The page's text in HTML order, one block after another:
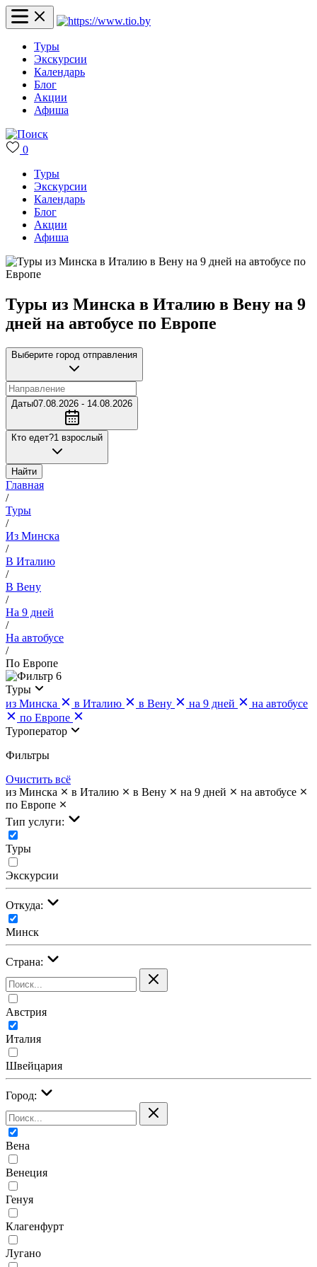
Туры
Экскурсии
Календарь
Блог
Акции
Афиша
0
Туры
Экскурсии
Календарь
Блог
Акции
Афиша
Туры из Минска в Италию в Вену на 9
дней на автобусе по Европе
Выберите город отправления
Даты07.08.2026 - 14.08.2026
Кто едет?1 взрослый
Найти
Главная
/
Туры
/
Из Минска
/
В Италию
/
В Вену
/
На 9 дней
/
На автобусе
/
По Европе
6
Туры
из Минска
в Италию в Вену на 9 дней
на автобусе
по Европе
Туроператор
Фильтры
Очистить всё
из Минска
в Италию в Вену на 9 дней
на автобусе
по Европе
Тип услуги:
Туры
Экскурсии
Откуда:
Минск
Страна:
Австрия
Италия
Швейцария
Город:
Вена
Венеция
Генуя
Клагенфурт
Лугано